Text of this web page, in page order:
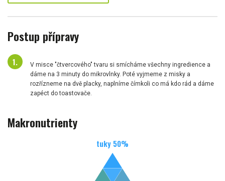
Postup přípravy
V misce "čtvercového" tvaru si smícháme všechny ingredience a
dáme na 3 minuty do mikrovlnky. Poté vyjmeme z misky a
rozřízneme na dvě placky, naplníme čímkoli co má kdo rád a dáme
zapéct do toastovače.
Makronutrienty
tuky 50%